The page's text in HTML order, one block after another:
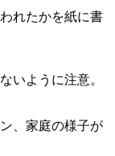
れたかを紙に書
いように注意。
、家庭の様子が